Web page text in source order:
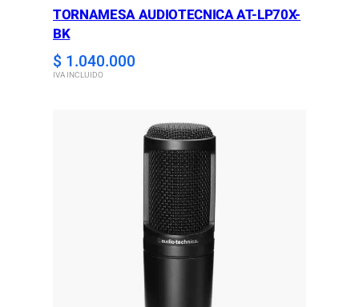
TORNAMESA AUDIOTECNICA AT-LP70X-
BK
$ 1.040.000
IVA INCLUIDO